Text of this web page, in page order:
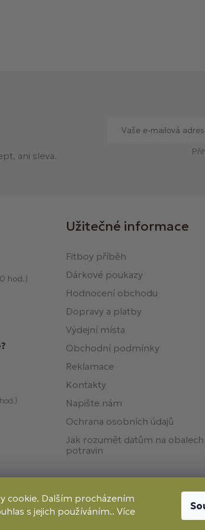
cookie. Dalším procházením
s jejich používáním.. Více
ani sleva.
hod.)
Užitečné informace
Fitboy příběh
Dárkové poukazy
Hodnocení obchodu
Dopravy a platby
Výdejní místa
Obchodní podmínky
Reklamace
Kontakty
Napište nám
Ochrana osobních údajů
Jak rozumět datům na obalech
potravin